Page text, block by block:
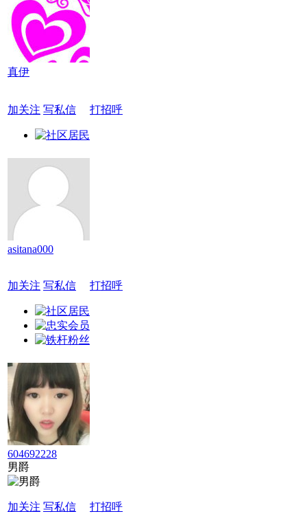
真伊
加关注 写私信 打招呼
asitana000
加关注 写私信 打招呼
604692228
男爵
加关注 写私信 打招呼